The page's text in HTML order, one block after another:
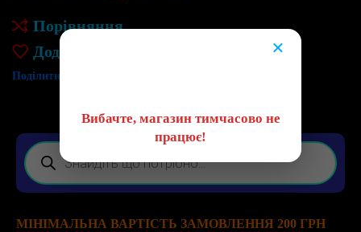
Порівняння
Додати до списку бажань
Поділитись:
МІНІМАЛЬНА ВАРТІСТЬ ЗАМОВЛЕННЯ 200 ГРН
×
Вибачте, магазин тимчасово не
працює!